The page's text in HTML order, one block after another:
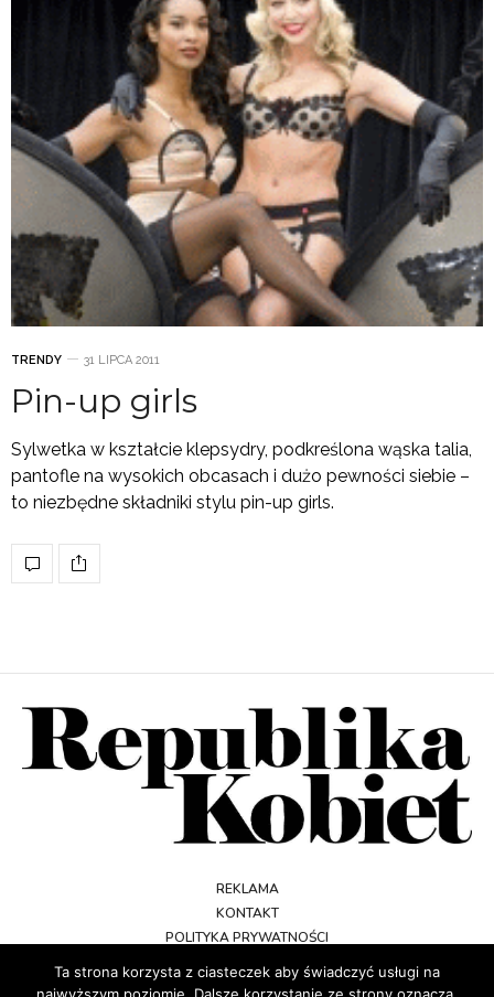
TRENDY 31 LIPCA 2011
Pin-up girls
Sylwetka w kształcie klepsydry, podkreślona wąska talia,
pantofle na wysokich obcasach i dużo pewności siebie –
to niezbędne składniki stylu pin-up girls.
REKLAMA
KONTAKT
POLITYKA PRYWATNOŚCI
REGULAMIN
Ta strona korzysta z ciasteczek aby świadczyć usługi na